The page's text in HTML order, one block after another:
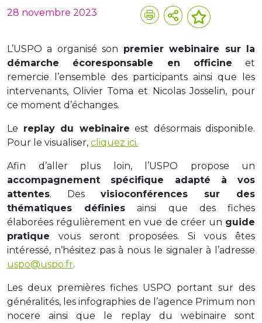
28 novembre 2023
L’USPO a organisé son premier webinaire sur la
démarche écoresponsable en officine et
remercie l’ensemble des participants ainsi que les
intervenants, Olivier Toma et Nicolas Josselin, pour
ce moment d’échanges.
Le replay du webinaire est désormais disponible.
Pour le visualiser, cliquez ici.
Afin d’aller plus loin, l’USPO propose un
accompagnement spécifique adapté à vos
attentes. Des visioconférences sur des
thématiques définies ainsi que des fiches
élaborées régulièrement en vue de créer un guide
pratique vous seront proposées. Si vous êtes
intéressé, n’hésitez pas à nous le signaler à l’adresse
uspo@uspo.fr.
Les deux premières fiches USPO portant sur des
généralités, les infographies de l’agence Primum non
nocere ainsi que le replay du webinaire sont